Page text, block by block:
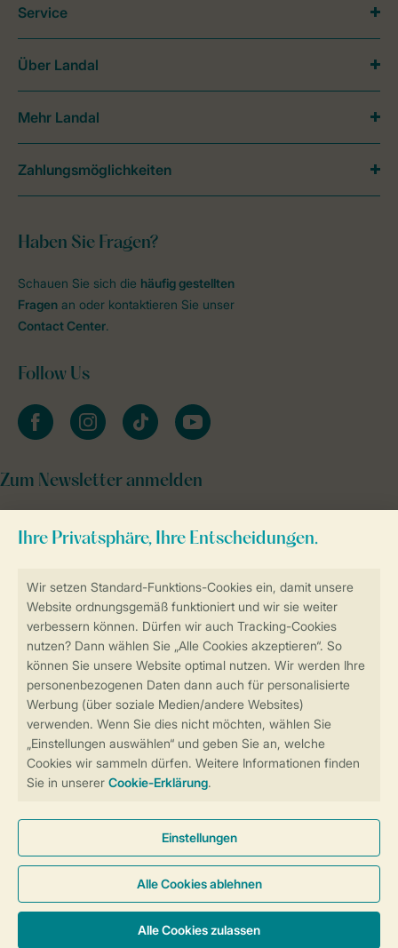
Sicherstellung Deiner Privatsphäre
Sicher und schnell zur Online-Buchung
Sichere Datenübertragung
Sicheres Bezahlen
Haben Sie Fragen?
Schauen Sie sich die häufig gestellten
Fragen an oder kontaktieren Sie unser
Contact Center.
Follow Us
facebookinstagramtiktok youtube
Zum Newsletter anmelden
Service
Über Landal
Mehr Landal
Zahlungsmöglichkeiten
Cookies und Banner
Barrierefreiheit
© 2026 Landal GreenParks GmbH